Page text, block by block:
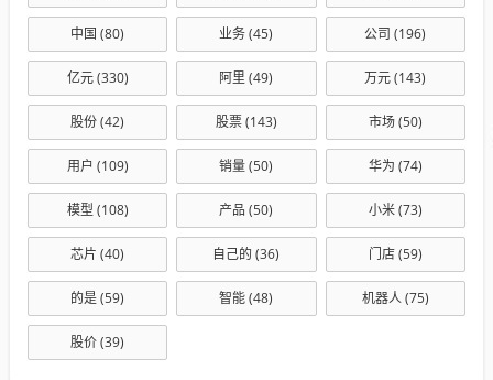
中国 (80) 业务(45) 公司 (196)
亿元(330) 阿里 (49) 万元(143)
股份(42) 股票(143) 市场(50)
用户 (109) 销量(50) 华为 (74)
模型 (108) 产品 (50) 小米(73)
芯片 (40) 自己的 (36) 门店(59)
的是(59) 智能(48) 机器人(75)
股价(39)